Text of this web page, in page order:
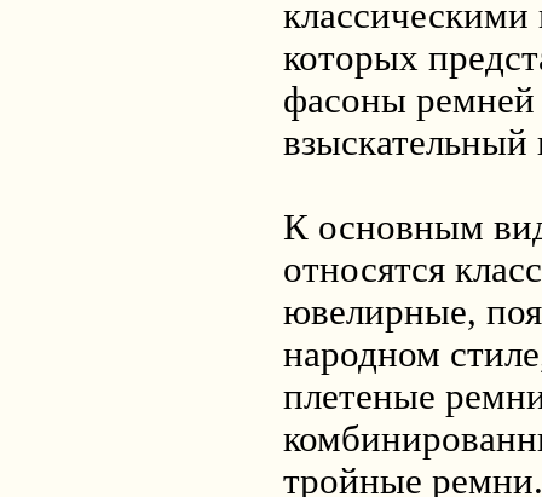
которых
фасоны
взыскательный
К основным
относятся
ювелирные,
народном
плетеные
тройные ремни.